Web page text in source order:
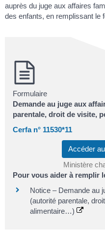
auprès du juge aux affaires
des enfants, en remplissant le
Formulaire
Demande au juge aux
parentale, droit de visite,
Cerfa n° 11530*11
Accéder
Ministère
Pour vous aider à remplir
Notice – Demande au
(autorité parentale,
alimentaire…)